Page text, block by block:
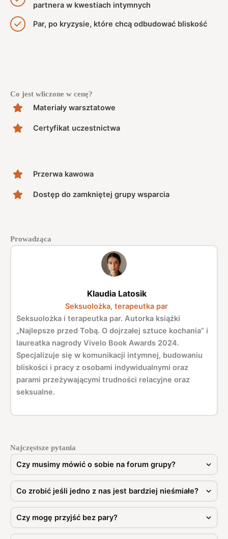
partnera w kwestiach intymnych
Par, po kryzysie, które chcą odbudować bliskość
Co jest wliczone w cenę?
Materiały warsztatowe
Certyfikat uczestnictwa
Przerwa kawowa
Dostęp do zamkniętej grupy wsparcia
Prowadząca
Klaudia Latosik
Seksuolożka, terapeutka par
Seksuolożka i terapeutka par. Autorka książki
„Najlepsze przed Tobą. O dojrzałej sztuce kochania” i
laureatka nagrody Vivelo Book Awards 2024.
Specjalizuje się w komunikacji intymnej, budowaniu
bliskości i pracy z osobami indywidualnymi oraz
parami przeżywającymi trudności relacyjne oraz
seksualne.
Najczęstsze pytania
Czy musimy mówić o sobie na forum grupy?
Co zrobić jeśli jedno z nas jest bardziej nieśmiałe?
Czy mogę przyjść bez pary?